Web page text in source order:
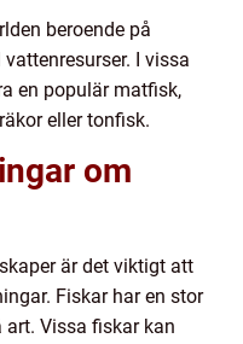
beroende på
I vissa
en populär matfisk,
eller tonfisk.
om
är det viktigt att
Fiskar har en stor
art. Vissa fiskar kan